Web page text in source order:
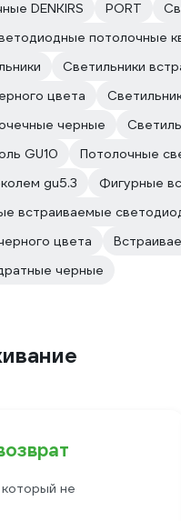
DENKIRS
PORT
потолочные
Светильники
цвета
черные
GU10
Потолочные
gu5.3
Фигурные
встраиваемые
цвета
черные
не